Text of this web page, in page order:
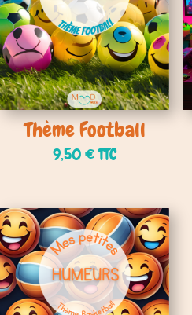
Thème Football
9,50€TTC